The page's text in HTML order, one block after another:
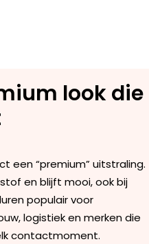
look die
een “premium” uitstraling.
en blijft mooi, ook bij
populair voor
logistiek en merken die
contactmoment.